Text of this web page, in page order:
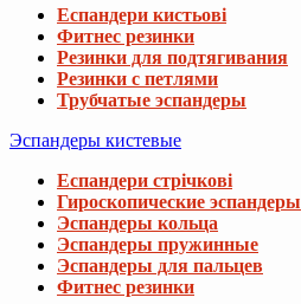
Еспандери кистьові
Фитнес резинки
Резинки для подтягивания
Резинки с петлями
Трубчатые эспандеры
Эспандеры кистевые
Еспандери стрічкові
Гироскопические эспандеры
Эспандеры кольца
Эспандеры пружинные
Эспандеры для пальцев
Фитнес резинки